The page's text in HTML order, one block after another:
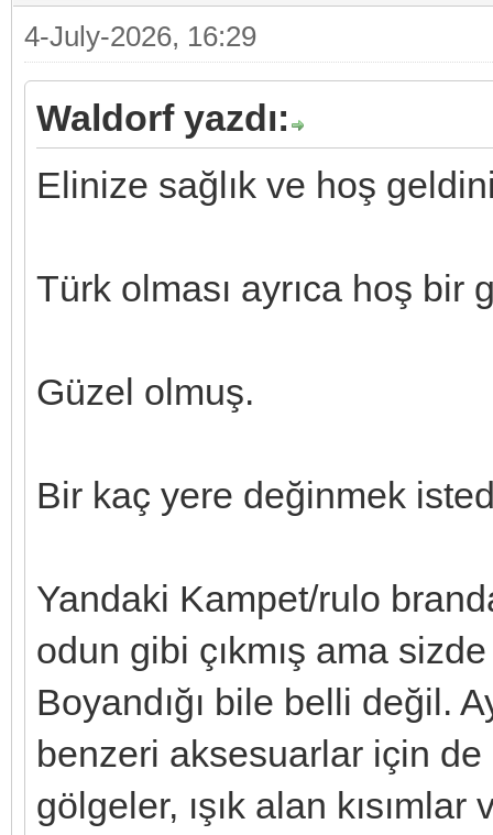
4-July-2026, 16:29
Waldorf yazdı:
Elinize sağlık ve hoş
Türk olması ayrıca hoş bir
Güzel olmuş.
Bir kaç yere değinmek
Yandaki Kampet/rulo
odun gibi çıkmış ama
Boyandığı bile belli değil.
benzeri aksesuarlar için de
gölgeler, ışık alan